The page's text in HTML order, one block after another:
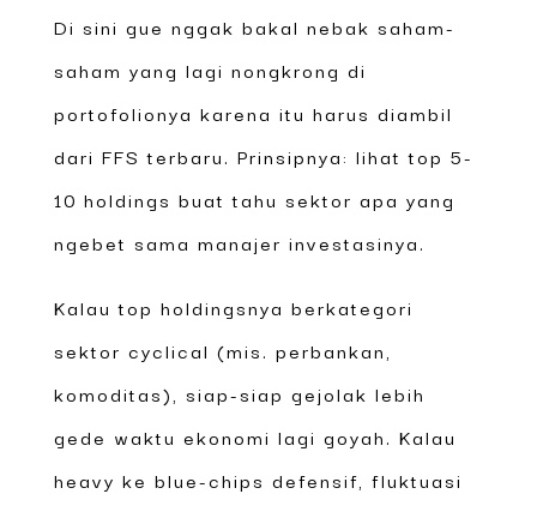
Di sini gue nggak bakal nebak saham-
saham yang lagi nongkrong di
portofolionya karena itu harus diambil
dari FFS terbaru. Prinsipnya: lihat top 5-
10 holdings buat tahu sektor apa yang
ngebet sama manajer investasinya.
Kalau top holdingsnya berkategori
sektor cyclical (mis. perbankan,
komoditas), siap-siap gejolak lebih
gede waktu ekonomi lagi goyah. Kalau
heavy ke blue-chips defensif, fluktuasi